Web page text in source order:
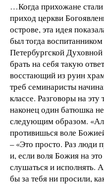
…Когда прихожане
приход церкви
острове, эта идея
был тогда
Петербургской
брать на себя такую
восстающий из руин
треб семинаристы
классе. Разговоры на
наконец один батюшка
следующим образом.
противишься воле
– «Это просто. Раз люди
и, если воля Божия на
слушаться и исполнять.
бы за тебя ни просили,